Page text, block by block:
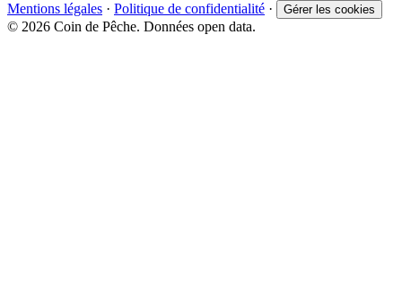
Mentions légales · Politique de confidentialité · Gérer les cookies
© 2026 Coin de Pêche. Données open data.